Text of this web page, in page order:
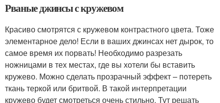
Рваные джинсы с кружевом
Красиво смотрятся с кружевом контрастного цвета. Тоже
элементарное дело! Если в ваших джинсах нет дырок, то
самое время их порвать! Необходимо разрезать
ножницами в тех местах, где вы хотели бы вставить
кружево. Можно сделать прозрачный эффект – потереть
ткань теркой или бритвой. В такой интерпретации
кружево будет смотреться очень стильно. Тут решать